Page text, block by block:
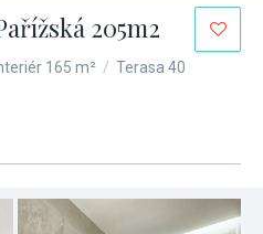
205m2
165 m² / Terasa 40